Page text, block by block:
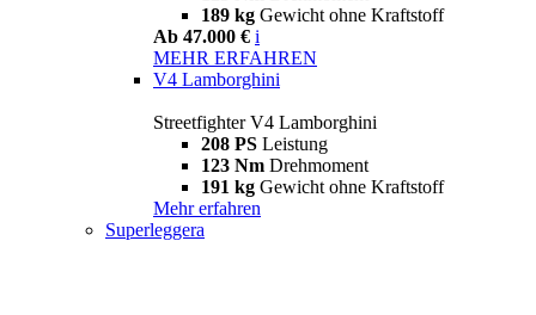
189 kg Gewicht ohne Kraftstoff
Ab 47.000 € i
MEHR ERFAHREN
V4 Lamborghini
Streetfighter V4 Lamborghini
208 PS Leistung
123 Nm Drehmoment
191 kg Gewicht ohne Kraftstoff
Mehr erfahren
Superleggera